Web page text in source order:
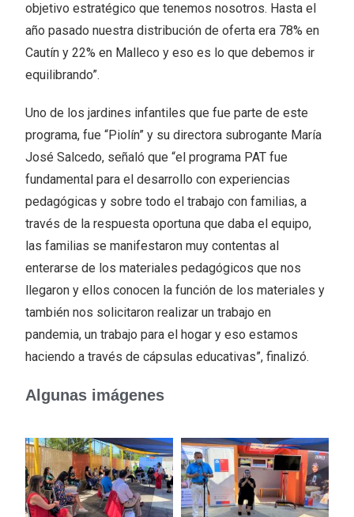
objetivo estratégico que tenemos nosotros. Hasta el
año pasado nuestra distribución de oferta era 78% en
Cautín y 22% en Malleco y eso es lo que debemos ir
equilibrando”.
Uno de los jardines infantiles que fue parte de este
programa, fue “Piolín” y su directora subrogante María
José Salcedo, señaló que “el programa PAT fue
fundamental para el desarrollo con experiencias
pedagógicas y sobre todo el trabajo con familias, a
través de la respuesta oportuna que daba el equipo,
las familias se manifestaron muy contentas al
enterarse de los materiales pedagógicos que nos
llegaron y ellos conocen la función de los materiales y
también nos solicitaron realizar un trabajo en
pandemia, un trabajo para el hogar y eso estamos
haciendo a través de cápsulas educativas”, finalizó.
Algunas imágenes